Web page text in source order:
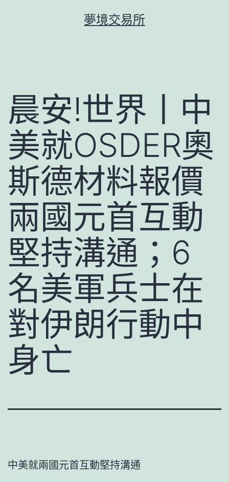
夢境交易所
晨安!世界丨中
美就OSDER奧
斯德材料報價
兩國元首互動
堅持溝通；6
名美軍兵士在
對伊朗行動中
身亡
中美就兩國元首互動堅持溝通